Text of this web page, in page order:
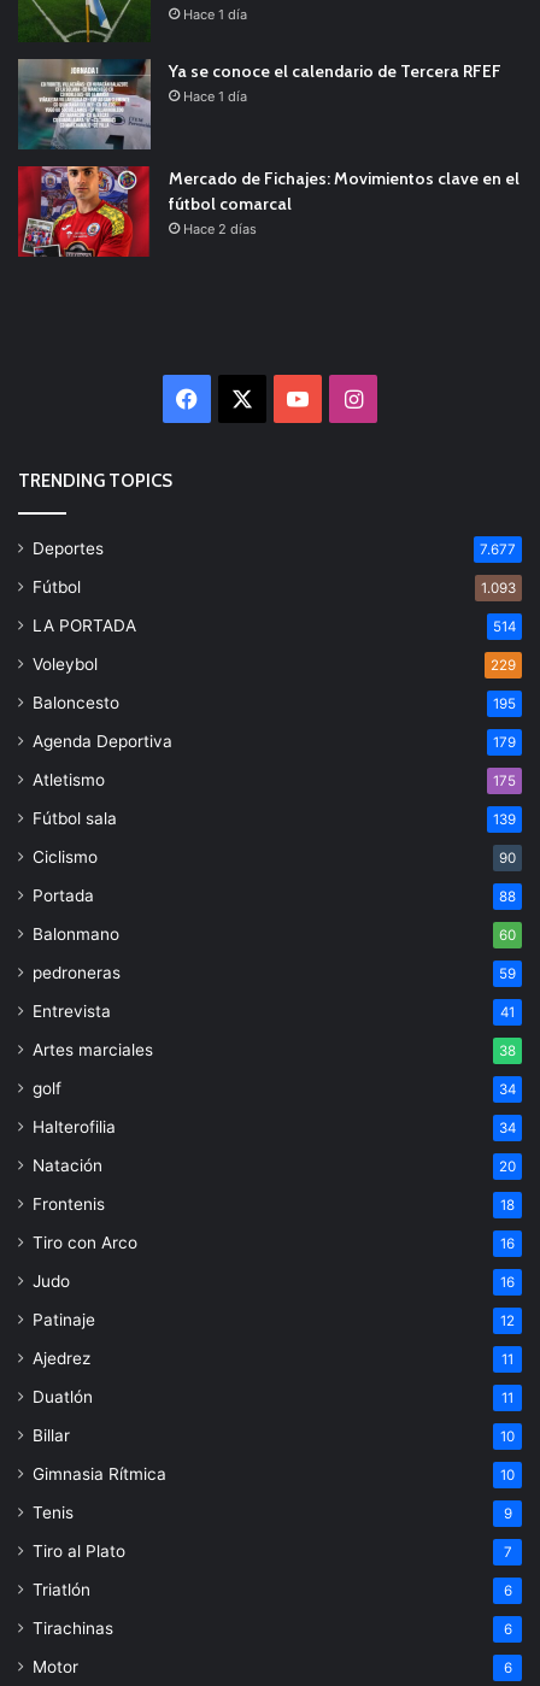
Hace 1 día
Ya se conoce el calendario de Tercera RFEF
Hace 1 día
Mercado de Fichajes: Movimientos clave en el
fútbol comarcal
Hace 2 días
Facebook YouTubeInstagram
TRENDING TOPICS
Deportes 7.677
Fútbol 1.093
LA PORTADA 514
Voleybol 229
Baloncesto 195
Agenda Deportiva 179
Atletismo 175
Fútbol sala 139
Ciclismo 90
Portada 88
Balonmano 60
pedroneras 59
Entrevista 41
Artes marciales 38
golf 34
Halterofilia 34
Natación 20
Frontenis 18
Tiro con Arco 16
Judo 16
Patinaje 12
Ajedrez 11
Duatlón 11
Billar 10
Gimnasia Rítmica 10
Tenis 9
Tiro al Plato 7
Triatlón 6
Tirachinas 6
Motor 6